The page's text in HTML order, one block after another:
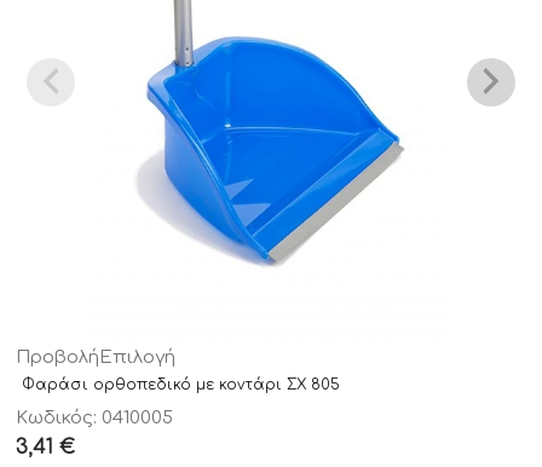
ΠροβολήΕπιλογή
Φαράσι ορθοπεδικό με κοντάρι ΣΧ 805
Κωδικός: 0410005
3,41 €